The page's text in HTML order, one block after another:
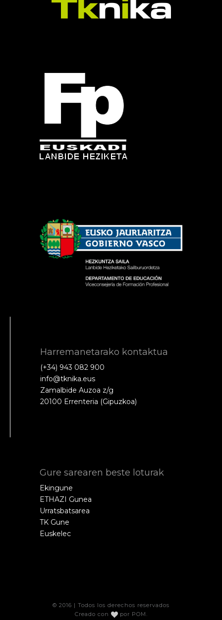
Harremanetarako kontaktua
(+34) 943 082 900
info@tknika.eus
Zamalbide Auzoa z/g
20100 Errenteria (Gipuzkoa)
Gure sarearen beste loturak
Ekingune
ETHAZI Gunea
Urratsbatsarea
TK Gune
Euskelec
© 2016 | Todos los derechos reservados
Creado con
por POM .